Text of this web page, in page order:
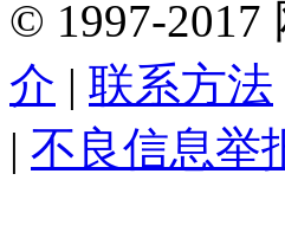
© 1997-2017
介 | 联系方法
| 不良信息举